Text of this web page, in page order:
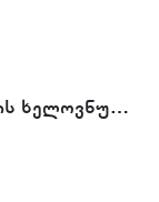
სავარჯიშო სილიკონის ხელოვნური კანი - Tattoo Practike skin